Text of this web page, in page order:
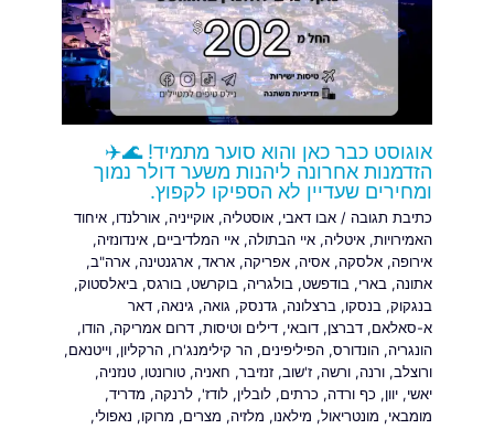
אוגוסט כבר כאן והוא סוער מתמיד! 🌊✈️
הזדמנות אחרונה ליהנות משער דולר נמוך
ומחירים שעדיין לא הספיקו לקפוץ.
כתיבת תגובה /אבו דאבי,אוסטליה,אוקייניה,אורלנדו,איחוד
האמירויות,איטליה,איי הבתולה,איי המלדיביים,אינדונזיה,
אירופה,אלסקה,אסיה,אפריקה,אראד,ארגנטינה,ארה"ב,
אתונה,בארי,בודפשט,בולגריה,בוקרשט,בורגס,ביאלסטוק,
בנגקוק,בנסקו,ברצלונה, גדנסק, גואה, גינאה,דאר
א-סאלאם,דברצן,דובאי,דילים וטיסות,דרום אמריקה,הודו,
הונגריה,הונדורס,הפיליפינים,הר קילימנג'רו,הרקליון,וייטנאם,
ורוצלב,ורנה,ורשה,ז'שוב,זנזיבר, חאניה,טורונטו,טנזניה,
יאשי,יוון, כף ורדה, כרתים,לובלין,לודז',לרנקה, מדריד,
מומבאי, מונטריאול, מילאנו, מלזיה, מצרים, מרוקו, נאפולי,